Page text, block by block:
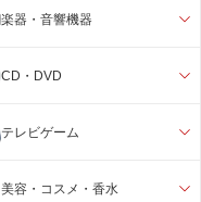
楽器・音響機器
CD・DVD
テレビゲーム
美容・コスメ・香水